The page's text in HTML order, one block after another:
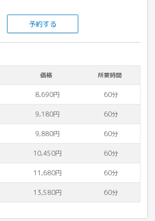
予約する
価格 所要時間
8,690円 60分
9,180円 60分
9,880円 60分
10,450円 60分
11,680円 60分
13,580円 60分